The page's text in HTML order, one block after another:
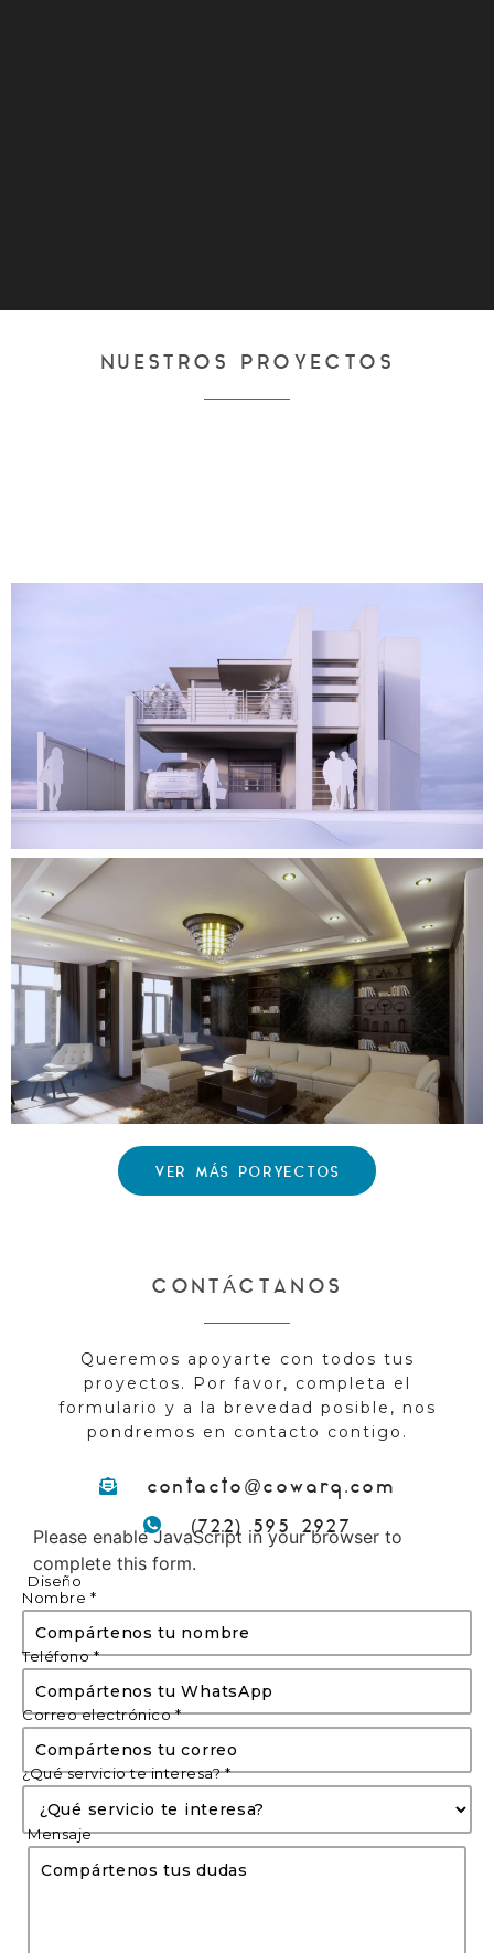
NUESTROS PROYECTOS
VER MÁS PORYECTOS
Please enable JavaScript in your browser to
complete this form.
Diseño
Nombre *
Teléfono*
Correo electrónico*
¿Qué servicio te interesa?*
Mensaje
CONTÁCTANOS
Queremos apoyarte con todos tus
proyectos. Por favor, completa el
formulario y a la brevedad posible, nos
pondremos en contacto contigo.
contacto@cowarq.com
(722) 595 2927